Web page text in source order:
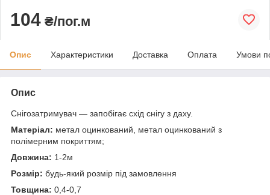
104 ₴/пог.м
Опис Характеристики Доставка Оплата Умови
Опис
Снігозатримувач — запобігає схід снігу з даху.
Матеріал: метал оцинкований, метал оцинкований з
полімерним покриттям;
Довжина: 1-2м
Розмір: будь-який розмір під замовлення
Товщина: 0,4-0,7